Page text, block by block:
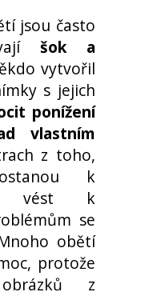
jsou často
šok a
vytvořil
s jejich
ponížení
vlastním
z toho,
k
vést k
se
obětí
protože
z